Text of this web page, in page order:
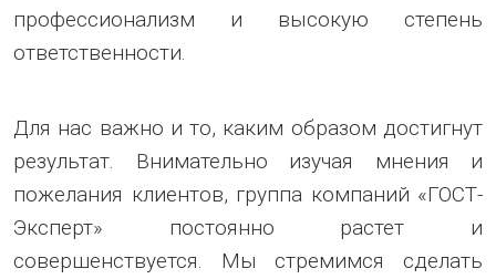
профессионализм и высокую степень
ответственности.
Для нас важно и то, каким образом достигнут
результат. Внимательно изучая мнения и
пожелания клиентов, группа компаний «ГОСТ-
Эксперт» постоянно растет и
совершенствуется. Мы стремимся сделать